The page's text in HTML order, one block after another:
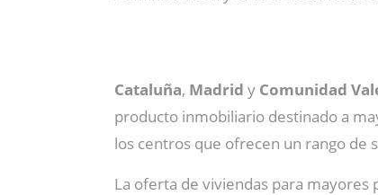
Cataluña, Madrid y Comunidad
producto inmobiliario destinado a
los centros que ofrecen un rango de
La oferta de viviendas para mayores